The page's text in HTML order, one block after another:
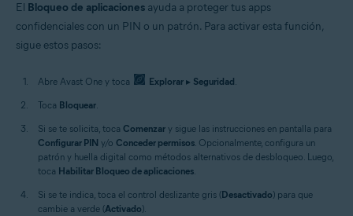
El Bloqueo de aplicaciones ayuda a proteger tus apps
confidenciales con un PIN o un patrón. Para activar esta función,
sigue estos pasos:
Abre Avast One y toca Explorar ▸ Seguridad.
Toca Bloquear.
Si se te solicita, toca Comenzar y sigue las instrucciones en pantalla para
Configurar PIN y/o Conceder permisos. Opcionalmente, configura un
patrón y huella digital como métodos alternativos de desbloqueo. Luego,
toca Habilitar Bloqueo de aplicaciones.
Si se te indica, toca el control deslizante gris (Desactivado) para que
cambie a verde (Activado).